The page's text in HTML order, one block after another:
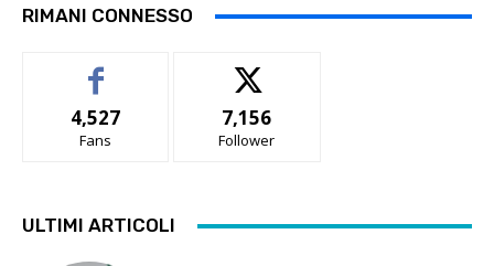
RIMANI CONNESSO
4,527
Fans
7,156
Follower
ULTIMI ARTICOLI